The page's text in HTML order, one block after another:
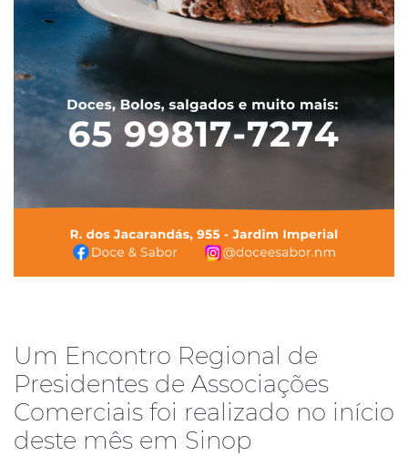
Um Encontro Regional de
Presidentes de Associações
Comerciais foi realizado no início
deste mês em Sinop